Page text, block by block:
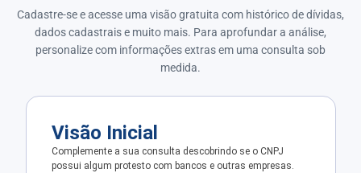
Cadastre-se e acesse uma visão gratuita com histórico de dívidas,
dados cadastrais e muito mais. Para aprofundar a análise,
personalize com informações extras em uma consulta sob
medida.
Visão Inicial
Complemente a sua consulta descobrindo se o CNPJ
possui algum protesto com bancos e outras empresas.